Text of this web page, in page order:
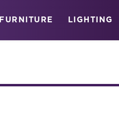
FURNITURE LIGHTING